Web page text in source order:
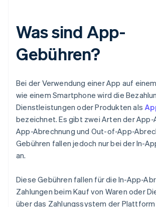
Was sind App-
Gebühren?
Bei der Verwendung einer App auf
wie einem Smartphone wird die
Dienstleistungen oder Produkten als
bezeichnet. Es gibt zwei Arten der App-
App-Abrechnung und Out-of-App-
Gebühren fallen jedoch nur bei der In-
an.
Diese Gebühren fallen für die In-App-
Zahlungen beim Kauf von Waren oder
über das Zahlungssystem der